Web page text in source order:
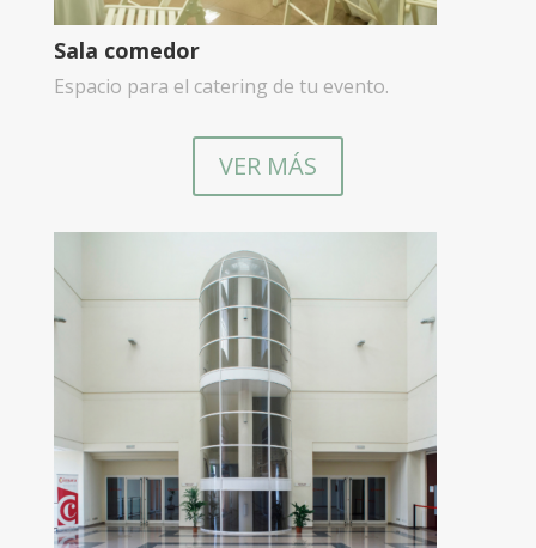
Sala comedor
Espacio para el catering de tu evento.
VER MÁS